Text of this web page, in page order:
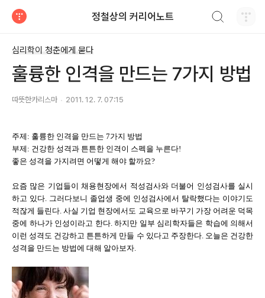
정철상의 커리어노트
심리학이 청춘에게 묻다
훌륭한 인격을 만드는 7가지 방법
따뜻한카리스마 2011. 12. 7. 07:15
주제: 훌륭한 인격을 만드는 7가지 방법
부제: 건강한 성격과 튼튼한 인격이 스펙을 누른다!
좋은 성격을 가지려면 어떻게 해야 할까요?
요즘 많은 기업들이 채용현장에서 적성검사와 더불어 인성검사를 실시
하고 있다. 그러다보니 졸업생 중에 인성검사에서 탈락했다는 이야기도
적잖게 들린다. 사실 기업 현장에서도 교육으로 바꾸기 가장 어려운 덕목
중에 하나가 인성이라고 한다. 하지만 일부 심리학자들은 학습에 의해서
이런 성격도 건강하고 튼튼하게 만들 수 있다고 주장한다. 오늘은 건강한
성격을 만드는 방법에 대해 알아보자.